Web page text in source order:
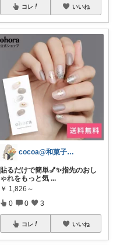
コレ いいね
cocoa@和菓子大好き
貼るだけで簡単💅✨指先のおし
ゃれをもっと気 ...
￥ 1,826～
0 0 3
コレ いいね